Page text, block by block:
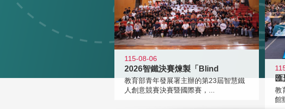
115-08-06
2026智鐵決賽煉製「Blind
教育部青年發展署主辦的第23屆智慧鐵
人創意競賽決賽暨國際賽，...
教
館